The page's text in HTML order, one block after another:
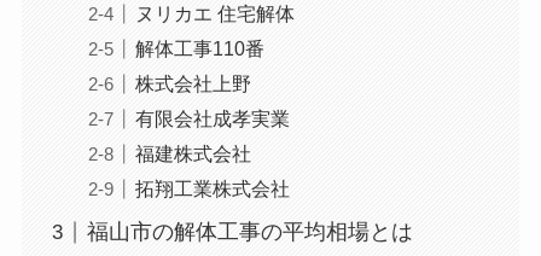
ヌリカエ 住宅解体
解体工事110番
株式会社上野
有限会社成孝実業
福建株式会社
拓翔工業株式会社
福山市の解体工事の平均相場とは